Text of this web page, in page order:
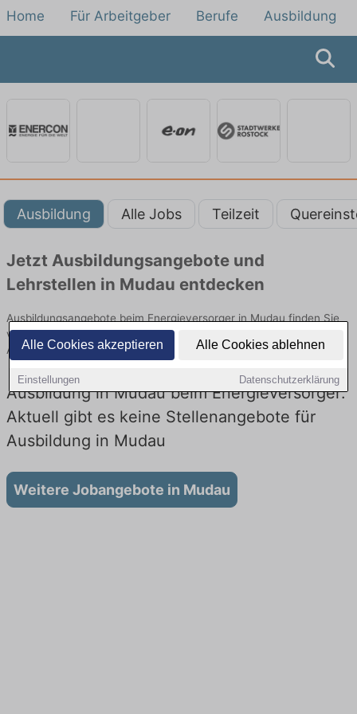
Alle Cookies akzeptieren Alle Cookies ablehnen
Einstellungen Datenschutzerklärung
Home Für Arbeitgeber Berufe Ausbildung
Ausbildung Alle Jobs Teilzeit
Jetzt Ausbildungsangebote und
Lehrstellen in Mudau entdecken
Ausbildungsangebote beim Energieversorger in Mudau finden Sie
von namhaften Firmen. Entdecken Sie freie Optionen von Top-
Arbeitgebern und bewerben Sie sich noch heute.
Ausbildung in Mudau beim Energieversorger:
Aktuell gibt es keine Stellenangebote für
Ausbildung in Mudau
Weitere Jobangebote in Mudau